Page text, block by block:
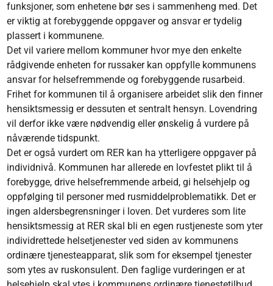
funksjoner, som enhetene bør ses i sammenheng med. Det
er viktig at forebyggende oppgaver og ansvar er tydelig
plassert i kommunene.
Det vil variere mellom kommuner hvor mye den enkelte
rådgivende enheten for russaker kan oppfylle kommunens
ansvar for helsefremmende og forebyggende rusarbeid.
Frihet for kommunen til å organisere arbeidet slik den finner
hensiktsmessig er dessuten et sentralt hensyn. Lovendring
vil derfor ikke være nødvendig eller ønskelig å vurdere på
nåværende tidspunkt.
Det er også vurdert om RER kan ha ytterligere oppgaver på
individnivå. Kommunen har allerede en lovfestet plikt til å
forebygge, drive helsefremmende arbeid, gi helsehjelp og
oppfølging til personer med rusmiddelproblematikk. Det er
ingen aldersbegrensninger i loven. Det vurderes som lite
hensiktsmessig at RER skal bli en egen rustjeneste som yter
individrettede helsetjenester ved siden av kommunens
ordinære tjenesteapparat, slik som for eksempel tjenester
som ytes av ruskonsulent. Den faglige vurderingen er at